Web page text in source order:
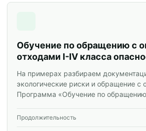
Обучение по обращению с
отходами I-IV класса
На примерах разбираем
экологические риски и обращение с
Программа «Обучение по
корпоративных групп.
Продолжительность